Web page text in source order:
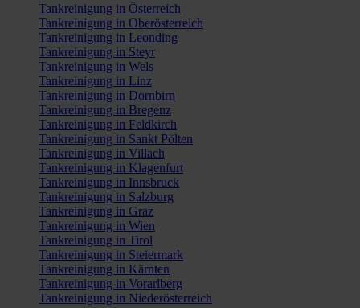
Tankreinigung in Österreich
Tankreinigung in Oberösterreich
Tankreinigung in Leonding
Tankreinigung in Steyr
Tankreinigung in Wels
Tankreinigung in Linz
Tankreinigung in Dornbirn
Tankreinigung in Bregenz
Tankreinigung in Feldkirch
Tankreinigung in Sankt Pölten
Tankreinigung in Villach
Tankreinigung in Klagenfurt
Tankreinigung in Innsbruck
Tankreinigung in Salzburg
Tankreinigung in Graz
Tankreinigung in Wien
Tankreinigung in Tirol
Tankreinigung in Steiermark
Tankreinigung in Kärnten
Tankreinigung in Vorarlberg
Tankreinigung in Niederösterreich